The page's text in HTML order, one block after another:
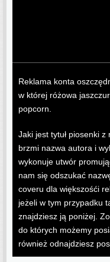
Reklama konta
w której różowa
popcorn.
Jaki jest tytuł piosenki
brzmi nazwa autora i
wykonuje utwór
nam się odszukać
coveru dla większośći
jeżeli w tym przypadku
znajdziesz ją poniżej.
do których możemy
również odnajdziesz